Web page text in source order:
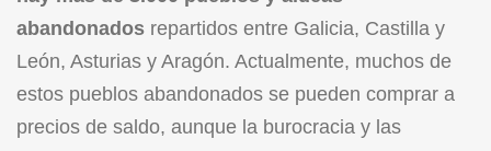
abandonados repartidos entre Galicia, Castilla y
León, Asturias y Aragón. Actualmente, muchos de
estos pueblos abandonados se pueden comprar a
precios de saldo, aunque la burocracia y las